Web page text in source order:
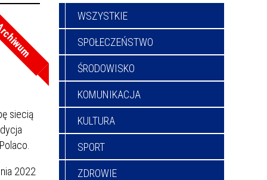
siecią
2022
WSZYSTKIE
SPOŁECZEŃSTWO
ŚRODOWISKO
KOMUNIKACJA
KULTURA
SPORT
ZDROWIE